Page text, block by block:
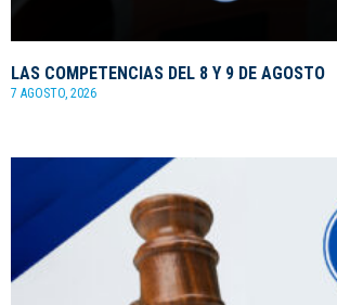
LAS COMPETENCIAS DEL 8 Y 9 DE AGOSTO
7 AGOSTO, 2026